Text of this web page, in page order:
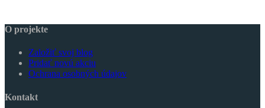
O projekte
Založiť svoj blog
Pridať novú akciu
Ochrana osobných údajov
Kontakt